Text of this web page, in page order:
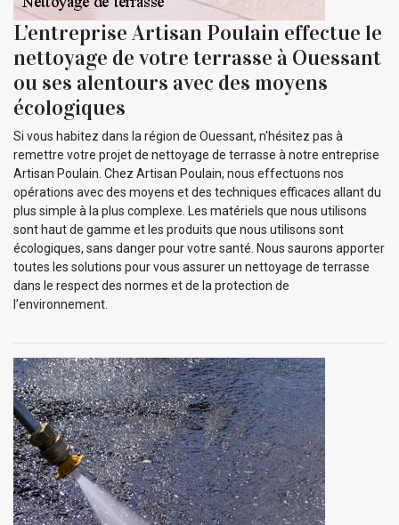
L’entreprise Artisan Poulain effectue le
nettoyage de votre terrasse à Ouessant
ou ses alentours avec des moyens
écologiques
Si vous habitez dans la région de Ouessant, n'hésitez pas à
remettre votre projet de nettoyage de terrasse à notre entreprise
Artisan Poulain. Chez Artisan Poulain, nous effectuons nos
opérations avec des moyens et des techniques efficaces allant du
plus simple à la plus complexe. Les matériels que nous utilisons
sont haut de gamme et les produits que nous utilisons sont
écologiques, sans danger pour votre santé. Nous saurons apporter
toutes les solutions pour vous assurer un nettoyage de terrasse
dans le respect des normes et de la protection de
l’environnement.